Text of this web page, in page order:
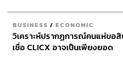
BUSINESS / ECONOMIC
วิเคราะห์ปรากฏการณ์คนแห่ขอ
เชื่อ CLICX อาจเป็นเพียงยอด